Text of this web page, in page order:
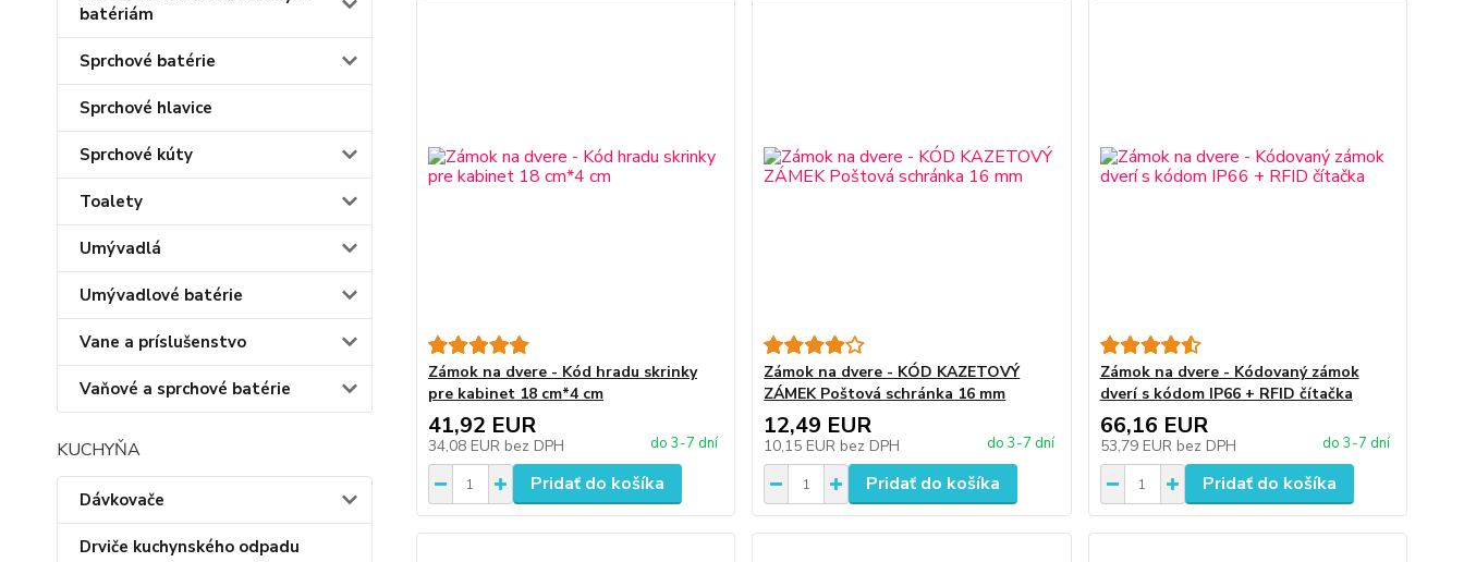
batériám
Sprchové batérie
Sprchové hlavice
Sprchové kúty
Toalety
Umývadlá
Umývadlové batérie
Vane a príslušenstvo
Vaňové a sprchové batérie
KUCHYŇA
Dávkovače
Drviče kuchynského odpadu
Zámok na dvere - Kód hradu skrinky
pre kabinet 18 cm*4 cm
41,92 EUR
34,08 EUR bez DPH do 3-7 dní
Pridať do košíka
Zámok na dvere - KÓD KAZETOVÝ
ZÁMEK Poštová schránka 16 mm
12,49 EUR
10,15 EUR bez DPH do 3-7 dní
Pridať do košíka
Zámok na dvere - Kódovaný zámok
dverí s kódom IP66 + RFID čítačka
66,16 EUR
53,79 EUR bez DPH do 3-7 dní
Pridať do košíka